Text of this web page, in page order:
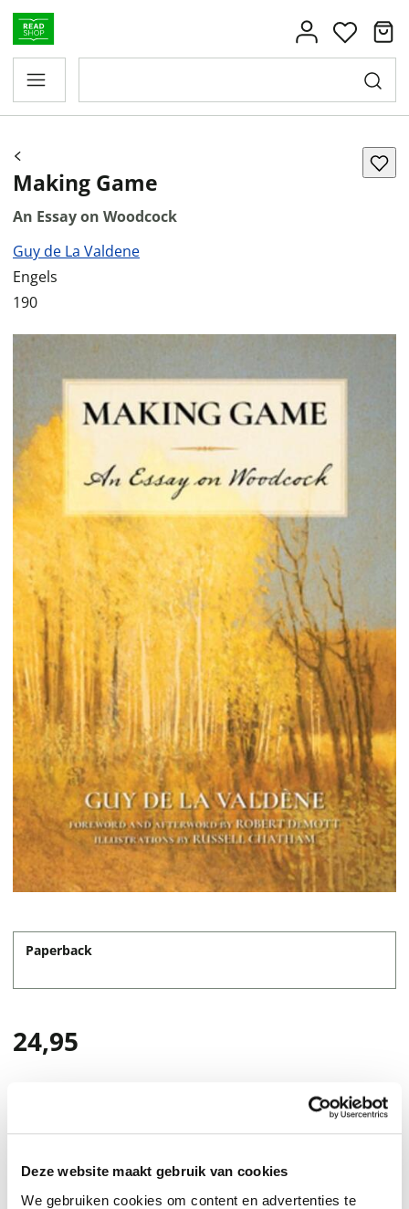
Deze website maakt gebruik van cookies
We gebruiken cookies om content en advertenties te
Making Game
An Essay on Woodcock
Guy de La Valdene
Engels
190
Paperback
24,95